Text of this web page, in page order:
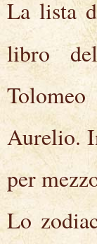
La lista
libro
Aurelio.
per
Lo